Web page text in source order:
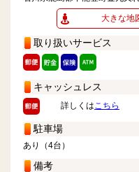
大きな地
取り扱いサービス
キャッシュレス
詳しくはこちら
駐車場
あり（4台）
備考